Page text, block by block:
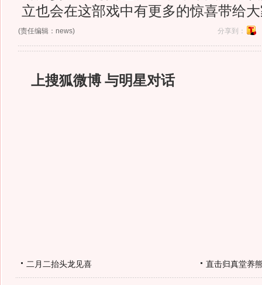
立也会在这部戏中有更多的惊喜带给
(责任编辑：news) 分享到：
上搜狐微博 与明星对话
二月二抬头龙见喜 直击归真堂养